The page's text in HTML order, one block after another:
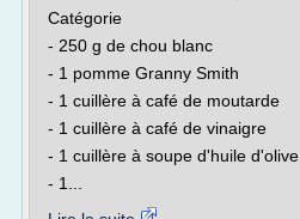
Catégorie
- 250 g de chou blanc
- 1 pomme Granny Smith
- 1 cuillère à café de moutarde
- 1 cuillère à café de vinaigre
- 1 cuillère à soupe d'huile d'olive
- 1...